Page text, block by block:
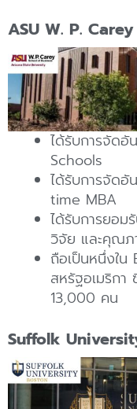
ASU W. P.
ได้รับการจัด
Schools
ได้รับการจัด
time MBA
ได้รับการยอม
วิจัย และคุณ
ถือเป็นหนึ่งใ
สหรัฐอเมริกา
13,000 คน
Suffolk